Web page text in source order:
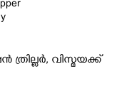
വിസ്മയക്ക്